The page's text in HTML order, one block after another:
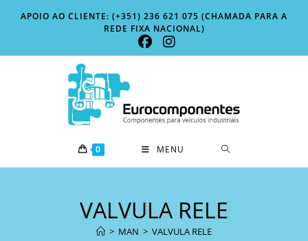
APOIO AO CLIENTE: (+351) 236 621 075 (CHAMADA PARA A
REDE FIXA NACIONAL)
0 MENU
VALVULA RELE
> MAN > VALVULA RELE